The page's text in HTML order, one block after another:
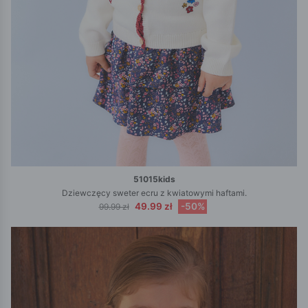
51015kids
Dziewczęcy sweter ecru z kwiatowymi haftami.
99.99 zł 49.99 zł -50%